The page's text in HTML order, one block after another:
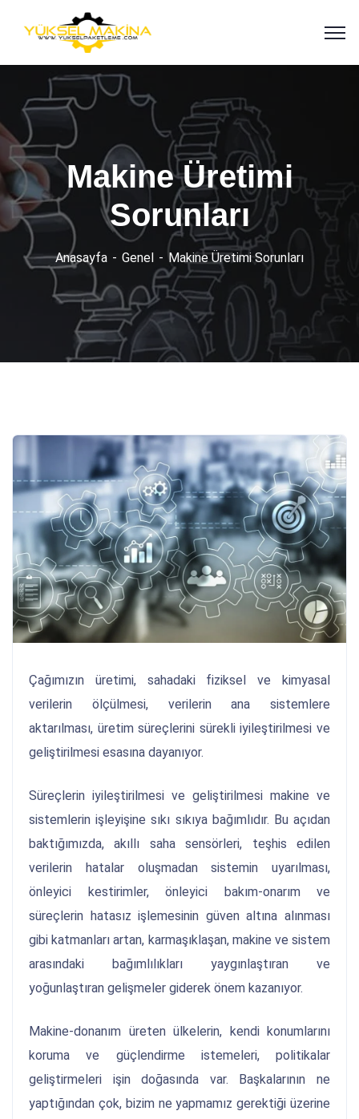
Makine Üretimi
Sorunları
Anasayfa Genel Makine Üretimi Sorunları
Çağımızın üretimi, sahadaki fiziksel ve kimyasal
verilerin ölçülmesi, verilerin ana sistemlere
aktarılması, üretim süreçlerini sürekli iyileştirilmesi ve
geliştirilmesi esasına dayanıyor.
Süreçlerin iyileştirilmesi ve geliştirilmesi makine ve
sistemlerin işleyişine sıkı sıkıya bağımlıdır. Bu açıdan
baktığımızda, akıllı saha sensörleri, teşhis edilen
verilerin hatalar oluşmadan sistemin uyarılması,
önleyici kestirimler, önleyici bakım-onarım ve
süreçlerin hatasız işlemesinin güven altına alınması
gibi katmanları artan, karmaşıklaşan, makine ve sistem
arasındaki bağımlılıkları yaygınlaştıran ve
yoğunlaştıran gelişmeler giderek önem kazanıyor.
Makine-donanım üreten ülkelerin, kendi konumlarını
koruma ve güçlendirme istemeleri, politikalar
geliştirmeleri işin doğasında var. Başkalarının ne
yaptığından çok, bizim ne yapmamız gerektiği üzerine